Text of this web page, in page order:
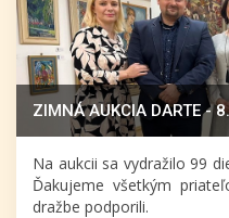
ZIMNÁ AUKCIA DARTE -
Na aukcii sa vydražilo 99
Ďakujeme všetkým
dražbe podporili.